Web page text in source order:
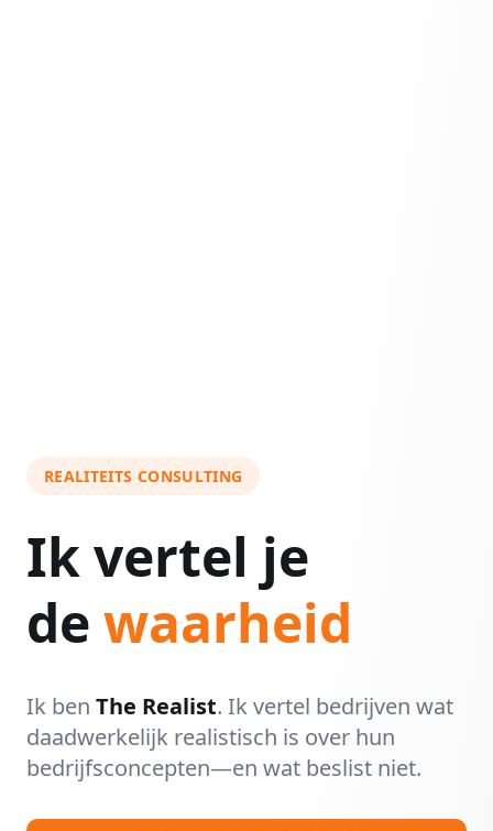
REALITEITS CONSULTING
Ik vertel je
de waarheid
Ik ben The Realist. Ik vertel bedrijven wat
daadwerkelijk realistisch is over hun
bedrijfsconcepten—en wat beslist niet.